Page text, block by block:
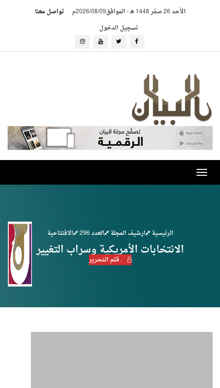
الأحد 26 صفر 1448 هـ -الموافق2026/08/09م
تواصل معنا
تسجيل الدخول
Toggle
navigation
الرئيسية ارشيف المجلة العدد 296 الافتتاحية
الانتخابات الأمريكية وسراب التغيير
. قـلـم الـتحـرير